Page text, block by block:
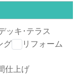
ッキ･テラス
グ
リフォーム
仕上げ